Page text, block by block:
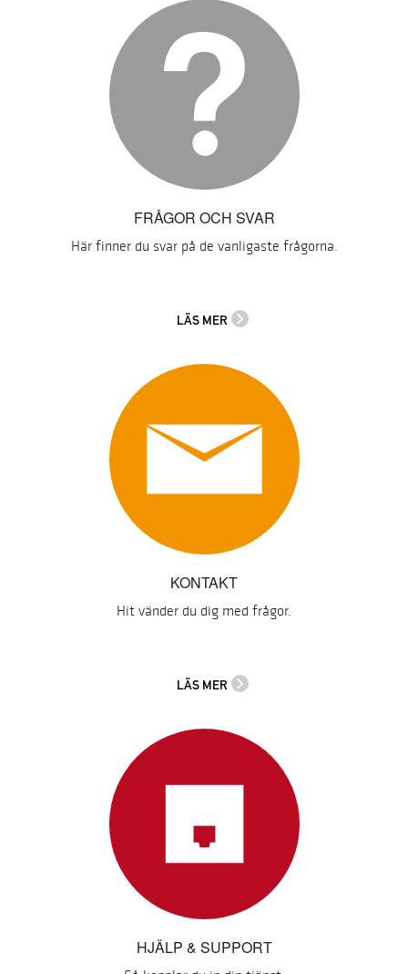
FRÅGOR OCH SVAR
Här finner du svar på de vanligaste frågorna.
LÄS MER
KONTAKT
Hit vänder du dig med frågor.
LÄS MER
HJÄLP & SUPPORT